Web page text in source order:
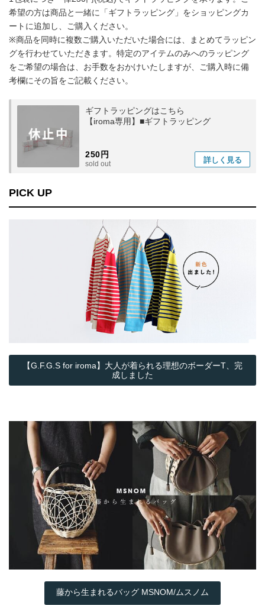
希望の方は商品と一緒に「ギフトラッピング」をショッピングカ
ートに追加し、ご購入ください。
※商品を同時に複数ご購入いただいた場合には、まとめてラッピン
グを行わせていただきます。特定のアイテムのみへのラッピング
をご希望の場合は、お手数をおかけいたしますが、ご購入時に備
考欄にその旨をご記載ください。
ギフトラッピングはこちら
【iroma専用】■ギフトラッピング
250円
sold out 詳しく 見る
PICK UP
【G.F.G.S for iroma】大人が着られる理想のボーダーT、完
成しました
藤から生まれるバッグ MSNOM/ムスノム